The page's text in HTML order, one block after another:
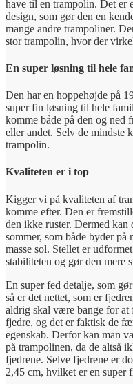
have til en trampolin. Det er
design, som gør den en
mange andre trampoliner.
stor trampolin, hvor der
En super løsning til hele
Den har en hoppehøjde på
super fin løsning til hele
komme både på den og ned
eller andet. Selv de mindste
trampolin.
Kvaliteten er i top
Kigger vi på kvaliteten af
komme efter. Den er
den ikke ruster. Dermed kan
sommer, som både byder
masse sol. Stellet er
stabiliteten og gør den mere
En super fed detalje, som
så er det nettet, som er
aldrig skal være bange for at
fjedre, og det er faktisk de
egenskab. Derfor kan man
på trampolinen, da de altså
fjedrene. Selve fjedrene er
2,45 cm, hvilket er en super